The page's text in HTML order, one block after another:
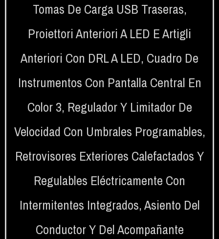
Tomas De Carga USB Traseras,
Proiettori Anteriori A LED E Artigli
Anteriori Con DRL A LED, Cuadro De
Instrumentos Con Pantalla Central En
Color 3, Regulador Y Limitador De
Velocidad Con Umbrales Programables,
Retrovisores Exteriores Calefactados Y
Regulables Eléctricamente Con
Intermitentes Integrados,Asiento Del
Conductor Y Del Acompañante